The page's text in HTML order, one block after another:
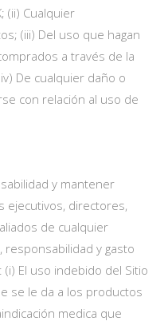
(ii) Cualquier
(iii) Del uso que hagan
a través de la
De cualquier daño o
con relación al uso de
y mantener
ejecutivos, directores,
de cualquier
responsabilidad y gasto
El uso indebido del Sitio
se le da a los productos
medica que